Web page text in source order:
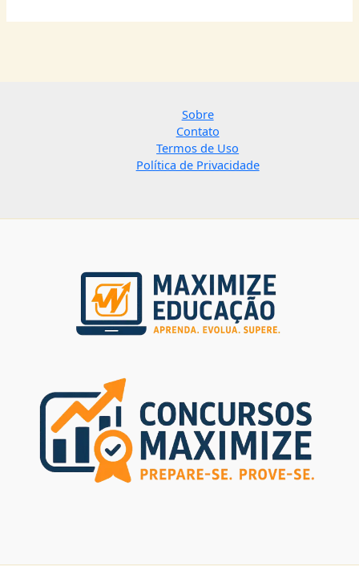
Sobre
Contato
Termos de Uso
Política de Privacidade